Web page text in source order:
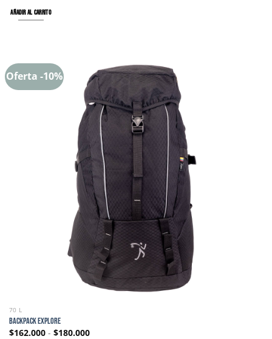
AÑADIR AL CARRITO
Oferta -10%
70 L
BACKPACK EXPLORE
$162.000 - $180.000